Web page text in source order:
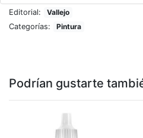
Editorial:
Vallejo
Categorías:
Pintura
Podrían gustarte